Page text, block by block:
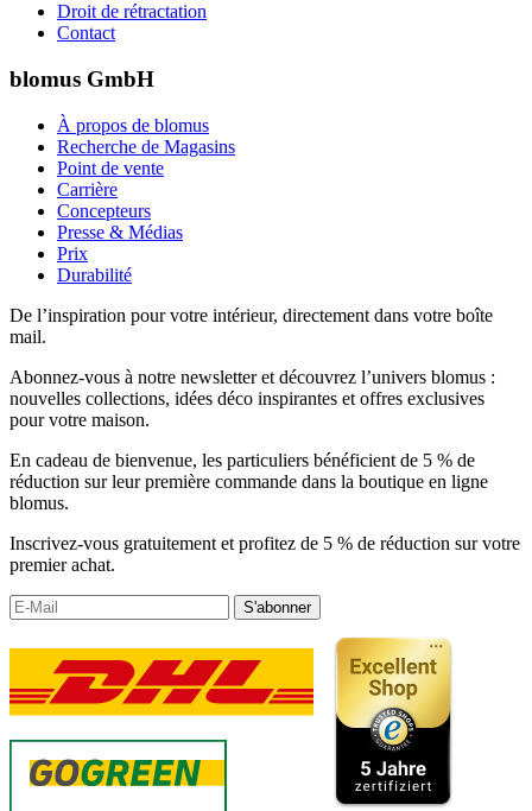
Droit de rétractation
Contact
blomus GmbH
À propos de blomus
Recherche de Magasins
Point de vente
Carrière
Concepteurs
Presse & Médias
Prix
Durabilité
De l’inspiration pour votre intérieur, directement dans votre boîte
mail.
Abonnez-vous à notre newsletter et découvrez l’univers blomus :
nouvelles collections, idées déco inspirantes et offres exclusives
pour votre maison.
En cadeau de bienvenue, les particuliers bénéficient de 5 % de
réduction sur leur première commande dans la boutique en ligne
blomus.
Inscrivez-vous gratuitement et profitez de 5 % de réduction sur votre
premier achat.
S'abonner